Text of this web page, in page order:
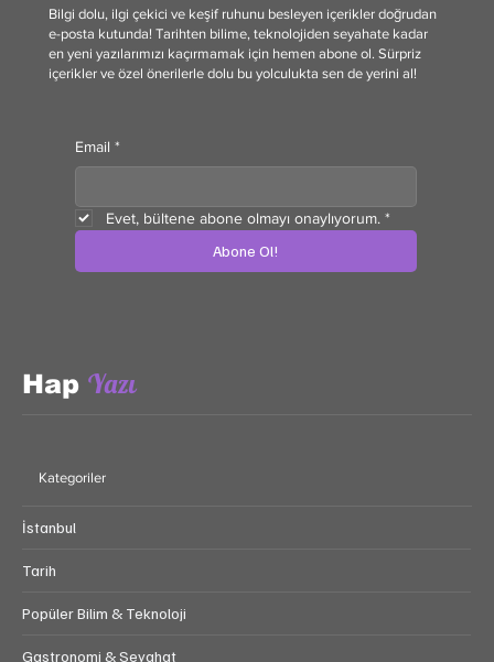
Email *
Evet, bültene abone olmayı onaylıyorum. *
Abone Ol!
Bilgi dolu, ilgi çekici ve keşif ruhunu besleyen içerikler doğrudan
e-posta kutunda! Tarihten bilime, teknolojiden seyahate kadar
en yeni yazılarımızı kaçırmamak için hemen abone ol. Sürpriz
içerikler ve özel önerilerle dolu bu yolculukta sen de yerini al!
Hap Yazı
Kategoriler
İstanbul
Tarih
Popüler Bilim & Teknoloji
Gastronomi & Seyahat